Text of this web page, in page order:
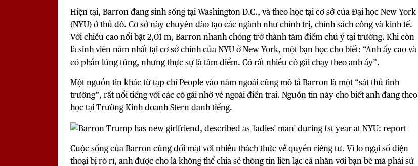
Hiện tại, Barron đang sinh sống tại Washington D.C., và theo học tại cơ sở của Đại học New York
(NYU) ở thủ đô. Cơ sở này chuyên đào tạo các ngành như chính trị, chính sách công và kinh tế.
Với chiều cao nổi bật 2,01 m, Barron nhanh chóng trở thành tâm điểm chú ý tại trường. Khi còn
là sinh viên năm nhất tại cơ sở chính của NYU ở New York, một bạn học cho biết: “Anh ấy cao và
có phần lúng túng, nhưng thực sự là tâm điểm. Có rất nhiều cô gái chạy theo anh ấy”.
Một nguồn tin khác từ tạp chí People vào năm ngoái cũng mô tả Barron là một “sát thủ tình
trường”, rất nổi tiếng với các cô gái nhờ vẻ ngoài điển trai. Nguồn tin này cho biết anh đang theo
học tại Trường Kinh doanh Stern danh tiếng.
Cuộc sống của Barron cũng đối mặt với nhiều thách thức về quyền riêng tư. Vì lo ngại số điện
thoại bị rò rỉ, anh được cho là không thể chia sẻ thông tin liên lạc cá nhân với bạn bè mà phải sử